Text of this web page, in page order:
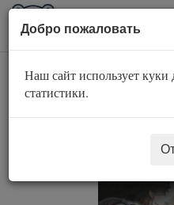
AuBook.org
Вор во
Добро пожаловать
Наш сайт использует
статистики.